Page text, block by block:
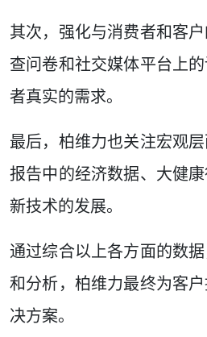
其次，强化与消费者和客
查问卷和社交媒体平台上
者真实的需求。
最后，柏维力也关注宏观
报告中的经济数据、大健
新技术的发展。
通过综合以上各方面的数
和分析，柏维力最终为客
决方案。